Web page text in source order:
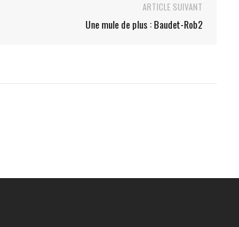
ARTICLE SUIVANT
Une mule de plus : Baudet-Rob2